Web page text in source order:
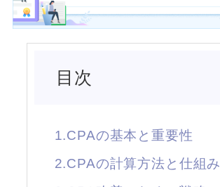
目次
1.CPAの基本と重要性
2.CPAの計算方法と仕組み